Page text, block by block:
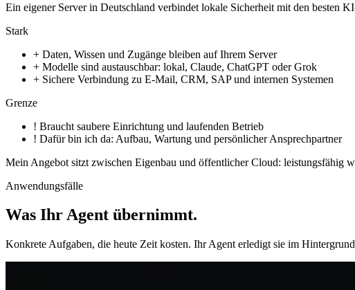
Ein eigener Server in Deutschland verbindet lokale Sicherheit mit den besten
Stark
+ Daten, Wissen und Zugänge bleiben auf Ihrem Server
+ Modelle sind austauschbar: lokal, Claude, ChatGPT oder Grok
+ Sichere Verbindung zu E-Mail, CRM, SAP und internen Systemen
Grenze
! Braucht saubere Einrichtung und laufenden Betrieb
! Dafür bin ich da: Aufbau, Wartung und persönlicher Ansprechpartner
Mein Angebot sitzt zwischen Eigenbau und öffentlicher Cloud: leistungsfähig
Anwendungsfälle
Was Ihr Agent übernimmt.
Konkrete Aufgaben, die heute Zeit kosten. Ihr Agent erledigt sie im